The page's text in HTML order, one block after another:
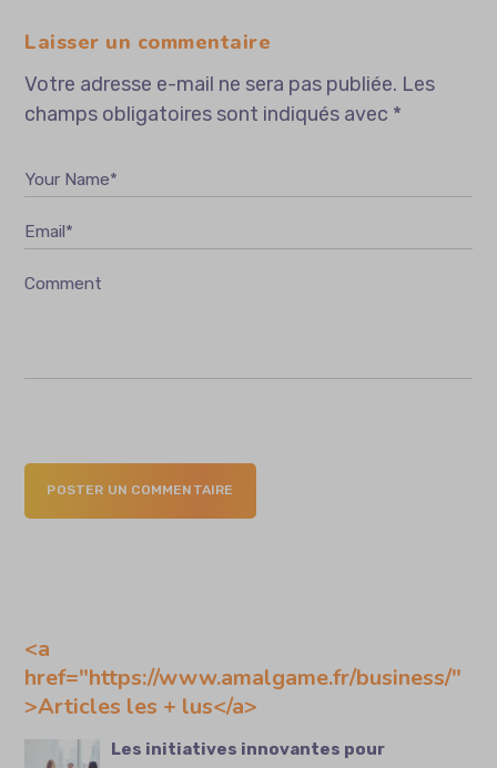
Laisser un commentaire
Votre adresse e-mail ne sera pas publiée. Les
champs obligatoires sont indiqués avec *
Your Name*
Email*
Comment
POSTER UN COMMENTAIRE
<a
href="https://www.amalgame.fr/business/"
>Articles les + lus</a>
Les initiatives innovantes pour